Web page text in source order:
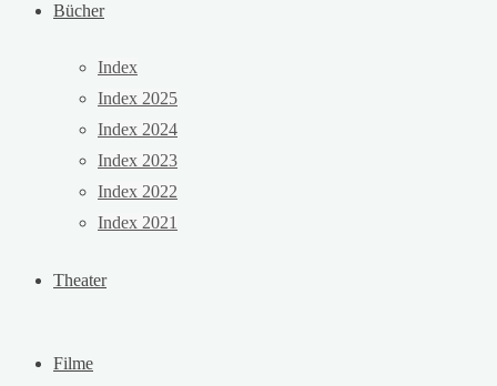
Bücher
Index
Index 2025
Index 2024
Index 2023
Index 2022
Index 2021
Theater
Filme